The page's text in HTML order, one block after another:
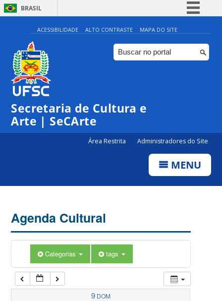
BRASIL
Simplifique!
Comunica BR
Participe
ACESSIBILIDADE ALTO CONTRASTE MAPA DO SITE
Secretaria de Cultura e
Arte | SeCArte
Área Restrita Administradores do Site
MENU
Agenda Cultural
Categorias tags
9 DOM
0:00
1:00
5:00
7:00